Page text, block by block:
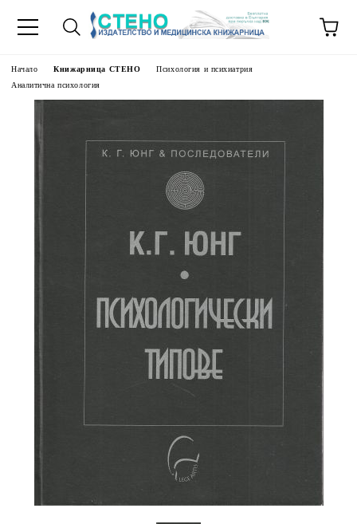
Начало Книжарница СТЕНО
Психология и психиатрия
Аналитична психология